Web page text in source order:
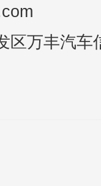
区万丰汽车